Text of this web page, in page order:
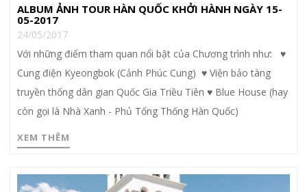
ALBUM ẢNH TOUR HÀN QUỐC KHỞI HÀNH NGÀY 15-
05-2017
24/05/2017
Với những điểm tham quan nổi bật của Chương trình như: ♥
Cung điện Kyeongbok (Cảnh Phúc Cung) ♥ Viện bảo tàng
truyền thống dân gian Quốc Gia Triều Tiên ♥ Blue House (hay
còn gọi là Nhà Xanh - Phủ Tổng Thống Hàn Quốc)
XEM THÊM